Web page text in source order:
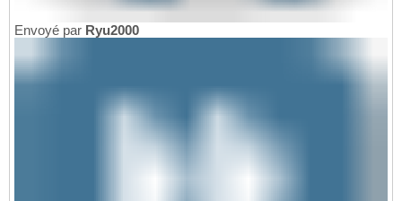
Envoyé par Ryu2000